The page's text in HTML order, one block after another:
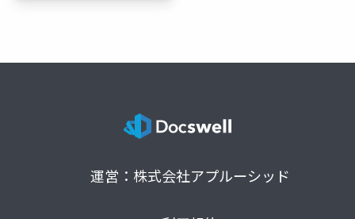
運営：株式会社アプルーシッド